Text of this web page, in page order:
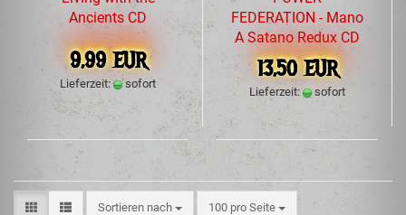
Ancients CD
9,99 EUR
Lieferzeit: sofort
FEDERATION - Mano
A Satano Redux CD
13,50 EUR
Lieferzeit: sofort
Sortieren nach 100 pro Seite